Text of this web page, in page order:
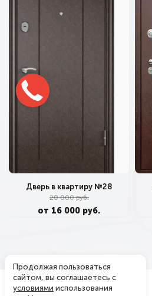
Дверь в квартиру №28
20 000 руб.
от 16 000 руб.
Продолжая пользоваться
сайтом, вы соглашаетесь с
условиями использования